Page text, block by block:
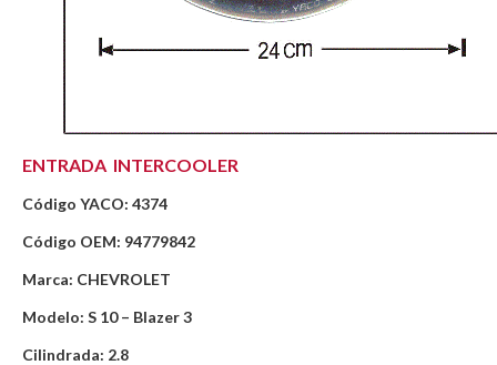
ENTRADA INTERCOOLER
Código YACO: 4374
Código OEM: 94779842
Marca: CHEVROLET
Modelo: S 10 – Blazer 3
Cilindrada: 2.8